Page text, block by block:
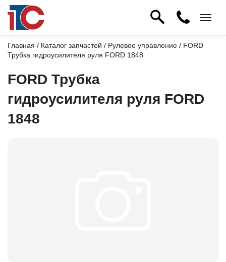
Главная / Каталог запчастей / Рулевое управление / FORD
Трубка гидроусилителя руля FORD 1848
FORD Трубка
гидроусилителя руля FORD
1848